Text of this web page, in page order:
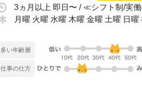
月曜 火曜 水曜 木曜 金曜 土曜 日
多い年齢層
仕事の仕方